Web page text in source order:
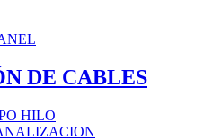
DE CABLES
HILO